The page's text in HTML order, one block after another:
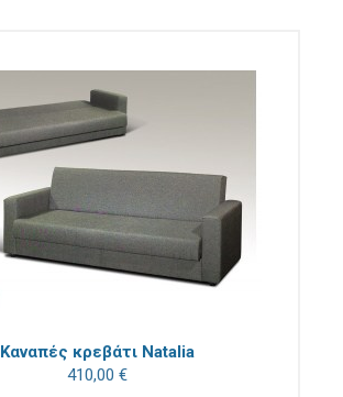
Καναπές κρεβάτι Natalia
410,00 €